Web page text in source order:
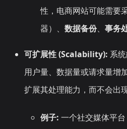
性，电商网站可能需要
器）、 数据备份、 事务
可扩展性 (Scalability): 系
用户量、数据量或请求量增
扩展其处理能力，而不会出
例子: 一个社交媒体平